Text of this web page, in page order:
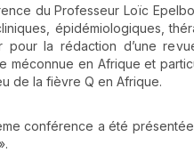
du Professeur Loïc
épidémiologiques,
pour la rédaction d’une
méconnue en Afrique et
de la fièvre Q en Afrique.
conférence a été